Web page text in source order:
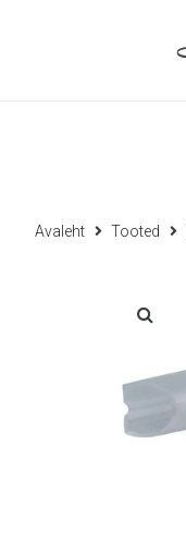
Avaleht Tooted